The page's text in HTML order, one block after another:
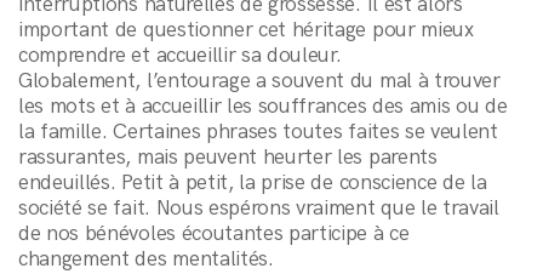
important de questionner cet héritage pour mieux
comprendre et accueillir sa douleur.
Globalement, l’entourage a souvent du mal à trouver
les mots et à accueillir les souffrances des amis ou de
la famille. Certaines phrases toutes faites se veulent
rassurantes, mais peuvent heurter les parents
endeuillés. Petit à petit, la prise de conscience de la
société se fait. Nous espérons vraiment que le travail
de nos bénévoles écoutantes participe à ce
changement des mentalités.